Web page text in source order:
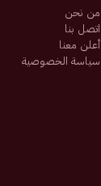
من نحن
اتصل بنا
أعلن معنا
سياسة الخصوصية